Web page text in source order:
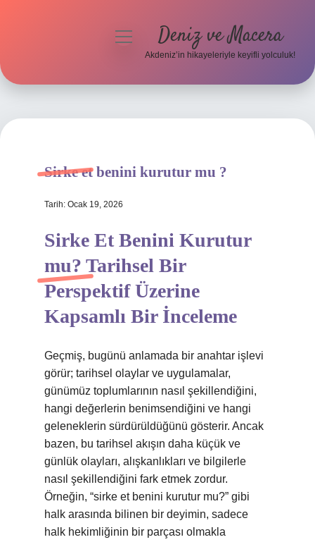
Hakkımızda
menüyü Deniz ve Macera
Akdeniz’in hikayeleriyle keyifli yolculuk!
Sirke et benini kurutur mu ?
Tarih: Ocak 19, 2026
Sirke Et Benini Kurutur
mu? Tarihsel Bir
Perspektif Üzerine
Kapsamlı Bir İnceleme
Geçmiş, bugünü anlamada bir anahtar işlevi
görür; tarihsel olaylar ve uygulamalar,
günümüz toplumlarının nasıl şekillendiğini,
hangi değerlerin benimsendiğini ve hangi
geleneklerin sürdürüldüğünü gösterir. Ancak
bazen, bu tarihsel akışın daha küçük ve
günlük olayları, alışkanlıkları ve bilgilerle
nasıl şekillendiğini fark etmek zordur.
Örneğin, “sirke et benini kurutur mu?” gibi
halk arasında bilinen bir deyimin, sadece
halk hekimliğinin bir parçası olmakla